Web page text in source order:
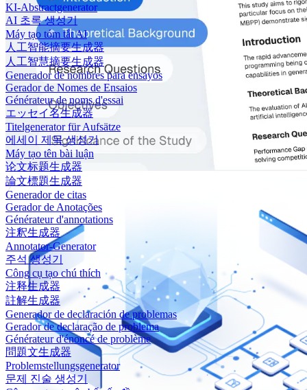
KI-Abstractgenerator
AI 초록 생성기
Máy tạo tóm tắt AI
人工智能摘要生成器
人工智慧摘要生成器
Generador de nombres para ensayos
Gerador de Nomes de Ensaios
Générateur de noms d'essai
エッセイ名生成器
Titelgenerator für Aufsätze
에세이 제목 생성기
Máy tạo tên bài luận
论文标题生成器
論文標題生成器
Generador de citas
Gerador de Anotações
Générateur d'annotations
注釈生成器
Annotator-Generator
주석 생성기
Công cụ tạo chú thích
注释生成器
註解生成器
Generador de declaración de problemas
Gerador de declaração de problema
Générateur d'énoncé de problème
問題文生成器
Problemstellungsgenerator
문제 진술 생성기